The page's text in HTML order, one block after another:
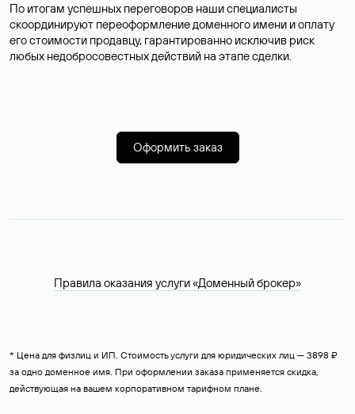
По итогам успешных переговоров наши специалисты
скоординируют переоформление доменного имени и оплату
его стоимости продавцу, гарантированно исключив риск
любых недобросовестных действий на этапе сделки.
Оформить заказ
Правила оказания услуги «Доменный брокер»
* Цена для физлиц и ИП. Стоимость услуги для юридических лиц — 3898 ₽
за одно доменное имя. При оформлении заказа применяется скидка,
действующая на вашем корпоративном тарифном плане.